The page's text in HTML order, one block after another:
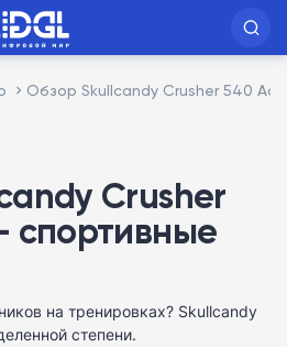
Обзор Skullcandy Crusher 540
Crusher
спортивные
на тренировках? Skullcandy
степени.